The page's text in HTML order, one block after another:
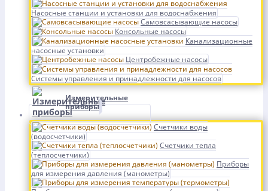
Насосные станции и установки для водоснабжения
Самовсасывающие насосы
Консольные насосы
Канализационные
насосные установки
Центробежные насосы
Системы управления и принадлежности для насосов
Измерительные
приборы
Счетчики воды
(водосчетчики)
Счетчики тепла
(теплосчетчики)
Приборы
для измерения давления (манометры)